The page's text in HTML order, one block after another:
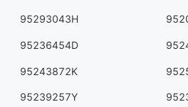
95293043H
95236454D
95243872K
95239257Y